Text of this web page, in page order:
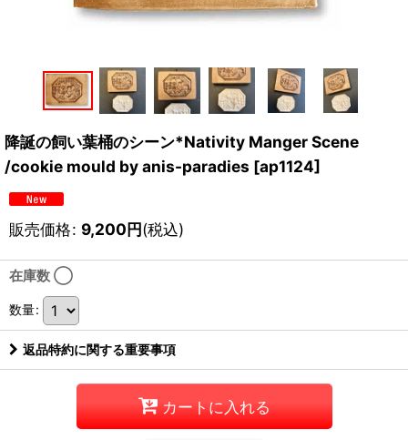
降誕の飼い葉桶のシーン*Nativity Manger Scene
/cookie mould by anis-paradies [ap1124]
販売価格: 9,200円(税込)
在庫数 ◯
数量:
返品特約に関する重要事項
カートに入れる